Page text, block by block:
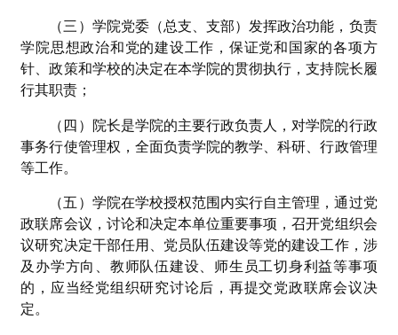
（三）学院党委（总支、支部）发挥政治功能，负责
学院思想政治和党的建设工作，保证党和国家的各项方
针、政策和学校的决定在本学院的贯彻执行，支持院长履
行其职责；
（四）院长是学院的主要行政负责人，对学院的行政
事务行使管理权，全面负责学院的教学、科研、行政管理
等工作。
（五）学院在学校授权范围内实行自主管理，通过党
政联席会议，讨论和决定本单位重要事项，召开党组织会
议研究决定干部任用、党员队伍建设等党的建设工作，涉
及办学方向、教师队伍建设、师生员工切身利益等事项
的，应当经党组织研究讨论后，再提交党政联席会议决
定。